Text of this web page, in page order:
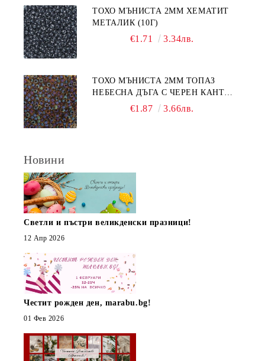
ТОХО МЪНИСТА 2ММ ХЕМАТИТ
МЕТАЛИК (10Г)
€1.71 3.34лв.
ТОХО МЪНИСТА 2ММ ТОПАЗ
НЕБЕСНА ДЪГА С ЧЕРЕН КАНТ
€1.87 3.66лв.
Новини
Светли и пъстри великденски празници!
12 Апр 2026
Честит рожден ден, marabu.bg!
01 Фев 2026